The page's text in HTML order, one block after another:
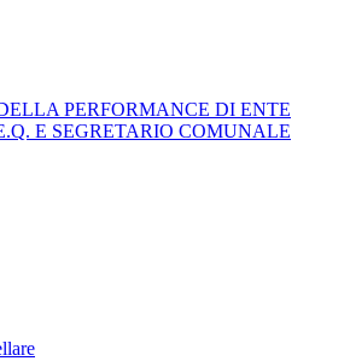
PERFORMANCE DI ENTE
E SEGRETARIO COMUNALE